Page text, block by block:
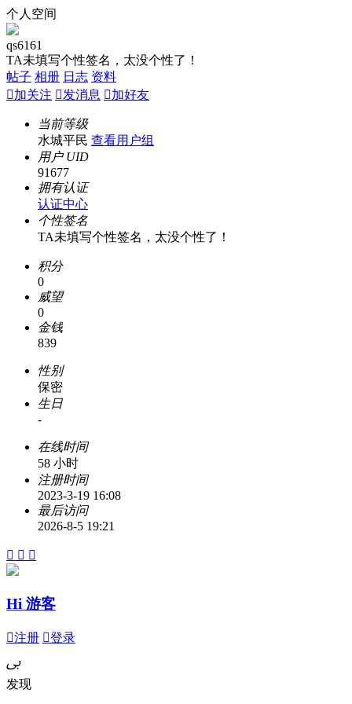
个人空间
qs6161
TA未填写个性签名，太没个性了！
帖子 相册 日志 资料
加关注 发消息 加好友
当前等级
水城平民 查看用户组
用户 UID
91677
拥有认证
认证中心
个性签名
TA未填写个性签名，太没个性了！
积分
0
威望
0
金钱
839
性别
保密
生日
-
在线时间
58 小时
注册时间
2023-3-19 16:08
最后访问
2026-8-5 19:21
  
Hi 游客
注册 登录
ﰉ
发现